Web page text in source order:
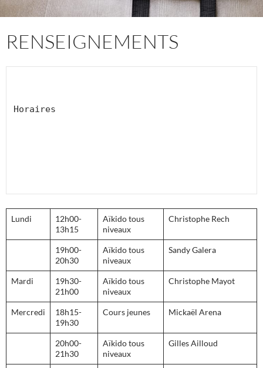
RENSEIGNEMENTS
Horaires
Lundi
12h00-
13h15
Aïkido tous
niveaux
Christophe Rech
19h00-
20h30
Aïkido tous
niveaux
Sandy Galera
Mardi
19h30-
21h00
Aïkido tous
niveaux
Christophe Mayot
Mercredi
18h15-
19h30
Cours jeunes Mickaël Arena
20h00-
21h30
Aïkido tous
niveaux
Gilles Ailloud